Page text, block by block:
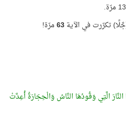
تكرّرت في الآية63مرّة!
النَّارَ الَّتِي وَقُودُهَا النَّاسُ وَالْحِجَارَةُ أُعِدَّتْ